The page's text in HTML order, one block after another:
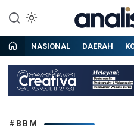
konten
Situs berita
NASIONAL DAERAH
#BBM